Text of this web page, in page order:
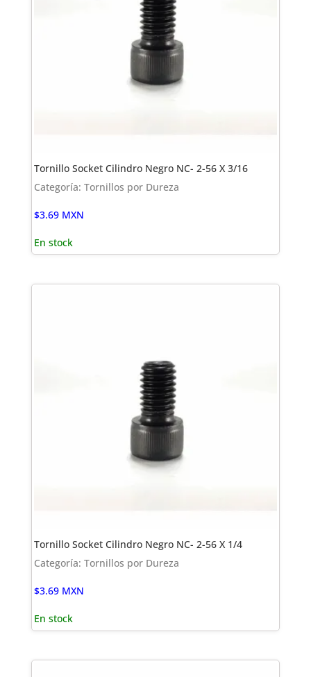
Tornillo Socket Cilindro Negro NC- 2-56 X 3/16
Categoría: Tornillos por Dureza
$3.69 MXN
En stock
Tornillo Socket Cilindro Negro NC- 2-56 X 1/4
Categoría: Tornillos por Dureza
$3.69 MXN
En stock